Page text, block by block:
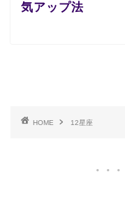
気アップ法
HOME 12星座